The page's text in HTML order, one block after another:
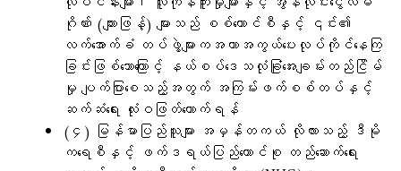
ဂိုဏ်း (ကျားဖြန့်) များသည် စစ်ကောင်စီနှင့် ၎င်း၏
လက်အောက်ခံ တပ်ဖွဲ့များကအကာအကွယ်ပေးလုပ်ကိုင်နေကြ
ခြင်းဖြစ်သောကြောင့် နယ်စပ်ဒေသလုံခြုံအေးချမ်းတည်ငြိမ်
မှု ပျက်ပြားစေသည့်အတွက် အကြမ်းဖက်စစ်တပ်နှင့်
ဆက်ဆံရေး လုံးဝဖြတ်တောက်ရန်
(၄) မြန်မာပြည်သူများ အမှန်တကယ် လိုလားသည့် ဒီမို
ကရေစီနှင့် ဖက်ဒရယ်ပြည်ထောင်စု တည်ဆောက်ရေး